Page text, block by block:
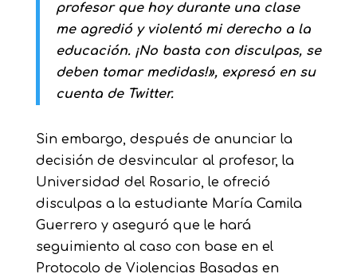
profesor que hoy durante una clase
me agredió y violentó mi derecho a la
educación. ¡No basta con disculpas, se
deben tomar medidas!», expresó en su
cuenta de Twitter.
Sin embargo, después de anunciar la
decisión de desvincular al profesor, la
Universidad del Rosario, le ofreció
disculpas a la estudiante María Camila
Guerrero y aseguró que le hará
seguimiento al caso con base en el
Protocolo de Violencias Basadas en